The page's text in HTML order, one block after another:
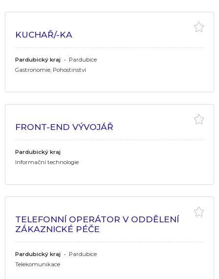
KUCHAŘ/-KA
Pardubický kraj • Pardubice
Gastronomie, Pohostinství
FRONT-END VÝVOJÁŘ
Pardubický kraj
Informační technologie
TELEFONNÍ OPERÁTOR V ODDĚLENÍ
ZÁKAZNICKÉ PÉČE
Pardubický kraj • Pardubice
Telekomunikace